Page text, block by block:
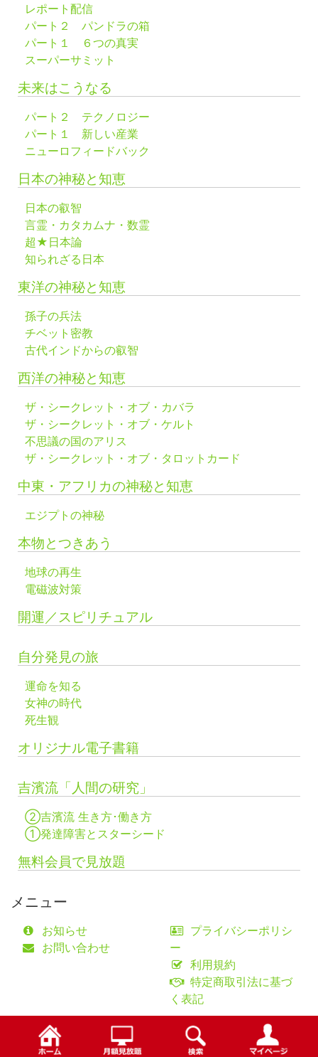
レポート配信
パート２ パンドラの箱
パート１ ６つの真実
スーパーサミット
未来はこうなる
パート２ テクノロジー
パート１ 新しい産業
ニューロフィードバック
日本の神秘と知恵
日本の叡智
言霊・カタカムナ・数霊
超★日本論
知られざる日本
東洋の神秘と知恵
孫子の兵法
チベット密教
古代インドからの叡智
西洋の神秘と知恵
ザ・シークレット・オブ・カバラ
ザ・シークレット・オブ・ケルト
不思議の国のアリス
ザ・シークレット・オブ・タロットカード
中東・アフリカの神秘と知恵
エジプトの神秘
本物とつきあう
地球の再生
電磁波対策
開運／スピリチュアル
自分発見の旅
運命を知る
女神の時代
死生観
オリジナル電子書籍
吉濱流「人間の研究」
②吉濱流 生き方･働き方
①発達障害とスターシード
無料会員で見放題
メニュー
お知らせ
お問い合わせ
プライバシーポリシ
ー
利用規約
特定商取引法に基づ
く表記
©fifty-one collaborations Co.,Ltd.